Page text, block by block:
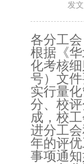
发
各分工会
根据《
化考核
号）文
实行量
分、校
成，校
进分工
年的评
事项通知